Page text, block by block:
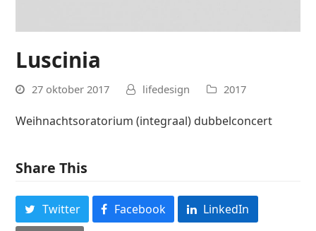
Luscinia
27 oktober 2017 lifedesign 2017
Weihnachtsoratorium (integraal) dubbelconcert
Share This
Twitter Facebook
LinkedIn